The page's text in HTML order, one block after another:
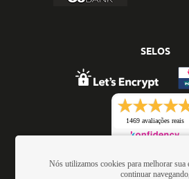
SELOS
1469 avaliações reais
Nós utilizamos cookies para melhorar sua
continuar navegando,